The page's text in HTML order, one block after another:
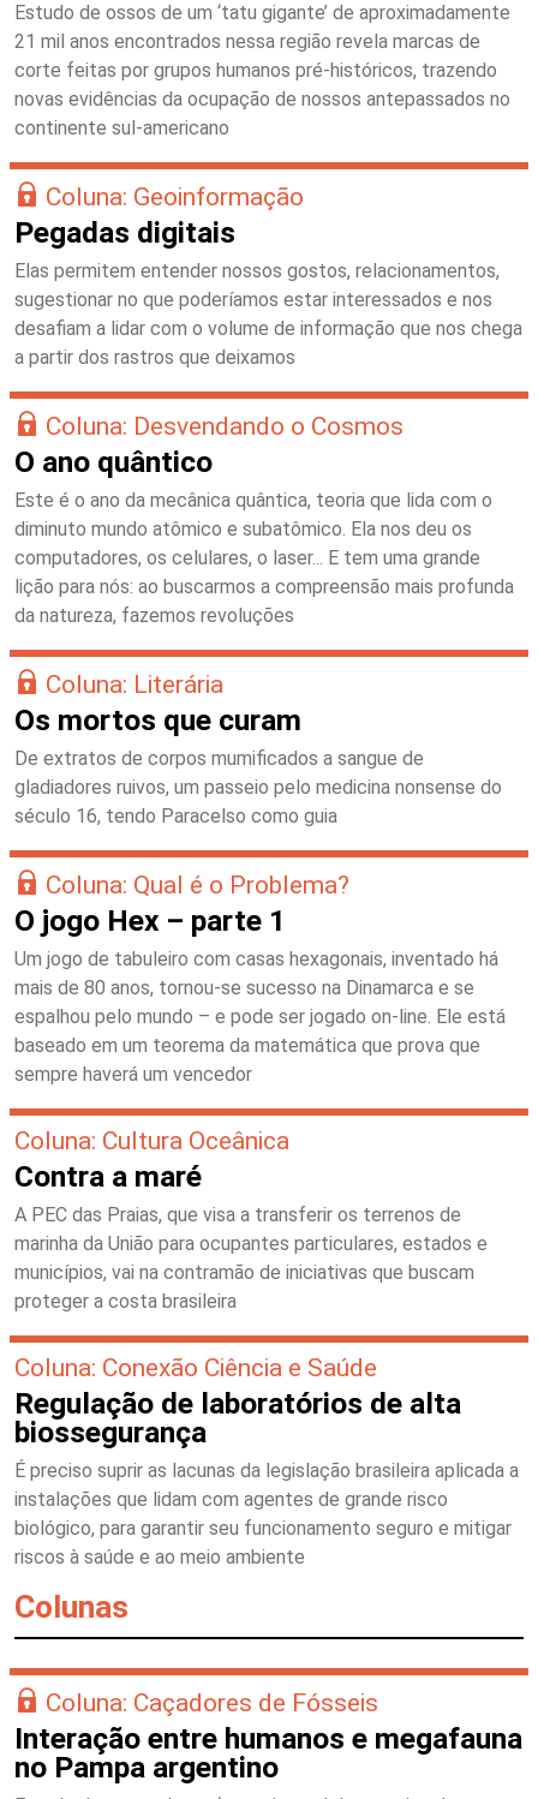
Estudo de ossos de um ‘tatu gigante’ de aproximadamente
21 mil anos encontrados nessa região revela marcas de
corte feitas por grupos humanos pré-históricos, trazendo
novas evidências da ocupação de nossos antepassados no
continente sul-americano
Coluna: Geoinformação
Pegadas digitais
Elas permitem entender nossos gostos, relacionamentos,
sugestionar no que poderíamos estar interessados e nos
desafiam a lidar com o volume de informação que nos chega
a partir dos rastros que deixamos
Coluna: Desvendando o Cosmos
O ano quântico
Este é o ano da mecânica quântica, teoria que lida com o
diminuto mundo atômico e subatômico. Ela nos deu os
computadores, os celulares, o laser... E tem uma grande
lição para nós: ao buscarmos a compreensão mais profunda
da natureza, fazemos revoluções
Coluna: Literária
Os mortos que curam
De extratos de corpos mumificados a sangue de
gladiadores ruivos, um passeio pelo medicina nonsense do
século 16, tendo Paracelso como guia
Coluna: Qual é o Problema?
O jogo Hex – parte 1
Um jogo de tabuleiro com casas hexagonais, inventado há
mais de 80 anos, tornou-se sucesso na Dinamarca e se
espalhou pelo mundo – e pode ser jogado on-line. Ele está
baseado em um teorema da matemática que prova que
sempre haverá um vencedor
Coluna: Cultura Oceânica
Contra a maré
A PEC das Praias, que visa a transferir os terrenos de
marinha da União para ocupantes particulares, estados e
municípios, vai na contramão de iniciativas que buscam
proteger a costa brasileira
Coluna: Conexão Ciência e Saúde
Regulação de laboratórios de alta
biossegurança
É preciso suprir as lacunas da legislação brasileira aplicada a
instalações que lidam com agentes de grande risco
biológico, para garantir seu funcionamento seguro e mitigar
riscos à saúde e ao meio ambiente
Colunas
Coluna: Caçadores de Fósseis
Interação entre humanos e megafauna
no Pampa argentino